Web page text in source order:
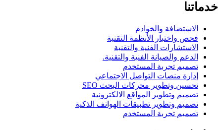
خدماتنا
الاستضافة والخوادم
فحص واختبار الأنظمة التقنية
الاستشارات الفنية والتقنية
الدعم والصيانة الفنية والتقنية.
تصميم تجربة المستخدم
إدارة منصات التواصل الاجتماعي
تحسين وتطوير محركات البحث SEO
تصميم وتطوير المواقع الالكترونية
تصميم وتطوير تطبيقات الهواتف الذكية
تصميم تجربة المستخدم